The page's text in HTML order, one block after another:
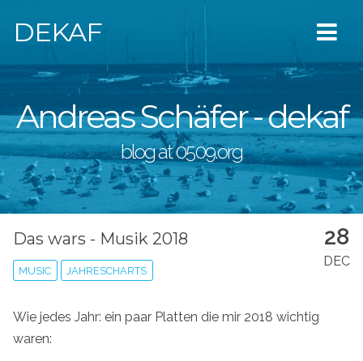
DEKAF
Andreas Schäfer - dekaf
blog at 0509.org
28
DEC
Das wars - Musik 2018
MUSIC JAHRESCHARTS
Wie jedes Jahr: ein paar Platten die mir 2018 wichtig
waren: